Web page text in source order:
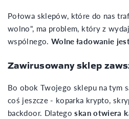
Połowa sklepów, które do nas
wolno", ma problem, który z
wspólnego. Wolne ładowanie
Zawirusowany sklep
Bo obok Twojego sklepu na tym
coś jeszcze - koparka krypto,
backdoor. Dlategoskan otwiera